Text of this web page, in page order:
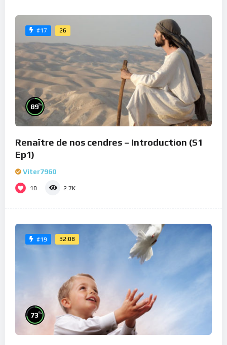
#17 26
89%
Renaître de nos cendres – Introduction (S1
Ep1)
Viter7960
10 2.7K
#19 32:08
73%